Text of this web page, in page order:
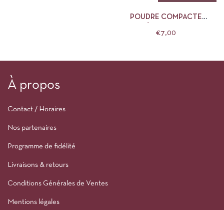
POUDRE COMPACTE
€7,00
À propos
Contact / Horaires
Nos partenaires
Programme de fidélité
Livraisons & retours
Conditions Générales de Ventes
Mentions légales